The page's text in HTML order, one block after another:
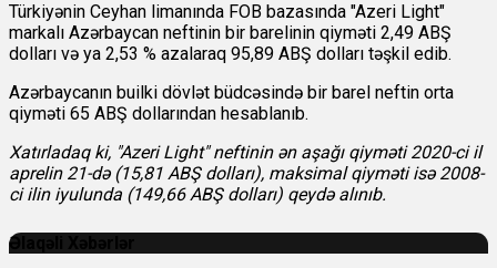
Türkiyənin Ceyhan limanında FOB bazasında "Azeri Light"
markalı Azərbaycan neftinin bir barelinin qiyməti 2,49 ABŞ
dolları və ya 2,53 % azalaraq 95,89 ABŞ dolları təşkil edib.
Azərbaycanın builki dövlət büdcəsində bir barel neftin orta
qiyməti 65 ABŞ dollarından hesablanıb.
Xatırladaq ki, "Azeri Light" neftinin ən aşağı qiyməti 2020-ci il
aprelin 21-də (15,81 ABŞ dolları), maksimal qiyməti isə 2008-
ci ilin iyulunda (149,66 ABŞ dolları) qeydə alınıb.
Əlaqəli Xəbərlər